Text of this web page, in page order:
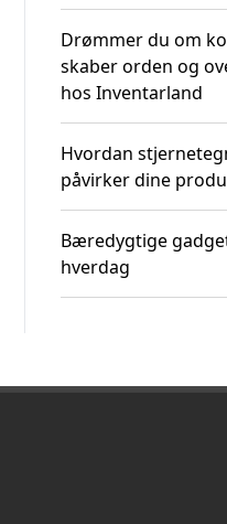
Drømmer du om
skaber orden og
hos Inventarland
Hvordan
påvirker dine
Bæredygtige
hverdag